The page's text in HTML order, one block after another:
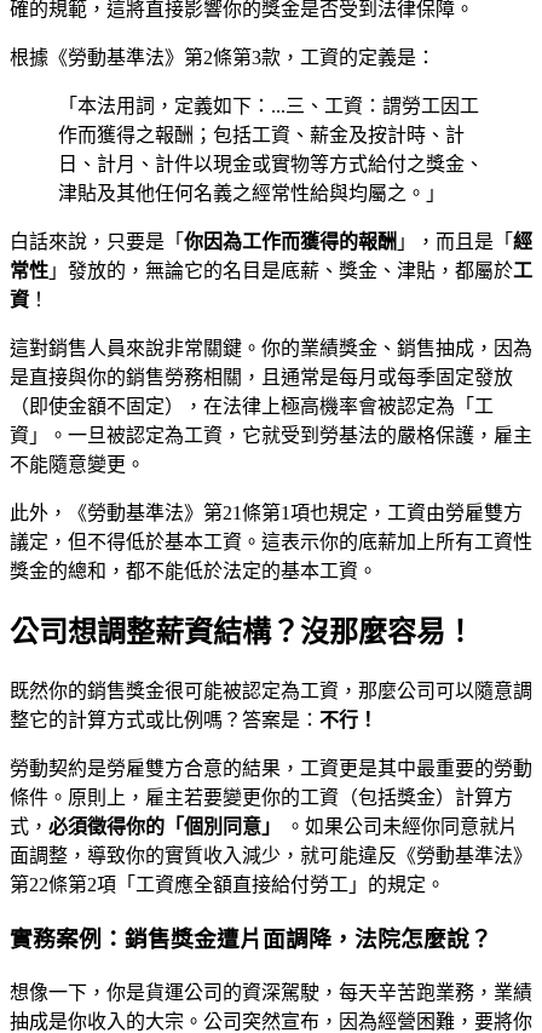
確的規範，這將直接影響你的獎金是否受到法律保障。
根據《勞動基準法》第2條第3款，工資的定義是：
「本法用詞，定義如下：...三、工資：謂勞工因工
作而獲得之報酬；包括工資、薪金及按計時、計
日、計月、計件以現金或實物等方式給付之獎金、
津貼及其他任何名義之經常性給與均屬之。」
白話來說，只要是「 你因為工作而獲得的報酬 」，而且是「 經
常性 」發放的，無論它的名目是底薪、獎金、津貼，都屬於工
資！
這對銷售人員來說非常關鍵。你的業績獎金、銷售抽成，因為
是直接與你的銷售勞務相關，且通常是每月或每季固定發放
（即使金額不固定），在法律上極高機率會被認定為「工
資」。一旦被認定為工資，它就受到勞基法的嚴格保護，雇主
不能隨意變更。
此外，《勞動基準法》第21條第1項也規定，工資由勞雇雙方
議定，但不得低於基本工資。這表示你的底薪加上所有工資性
獎金的總和，都不能低於法定的基本工資。
公司想調整薪資結構？沒那麼容易！
既然你的銷售獎金很可能被認定為工資，那麼公司可以隨意調
整它的計算方式或比例嗎？答案是： 不行！
勞動契約是勞雇雙方合意的結果，工資更是其中最重要的勞動
條件。原則上，雇主若要變更你的工資（包括獎金）計算方
式， 必須徵得你的「個別同意」
。如果公司未經你同意就片
面調整，導致你的實質收入減少，就可能違反《勞動基準法》
第22條第2項「工資應全額直接給付勞工」的規定。
實務案例：銷售獎金遭片面調降，法院怎麼說？
想像一下，你是貨運公司的資深駕駛，每天辛苦跑業務，業績
抽成是你收入的大宗。公司突然宣布，因為經營困難，要將你